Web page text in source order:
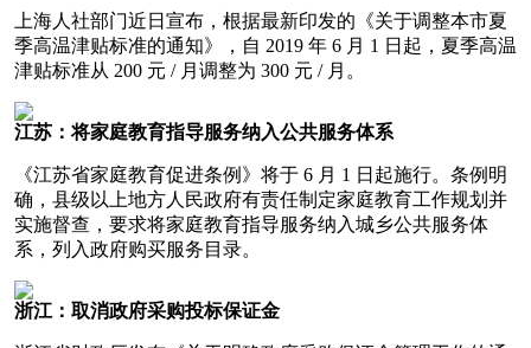
上海人社部门近日宣布，根据最新印发的《关于调整本市夏
季高温津贴标准的通知》，自 2019 年 6 月 1 日起，夏季高温
津贴标准从 200 元 / 月调整为 300 元 / 月。
江苏：将家庭教育指导服务纳入公共服务体系
《江苏省家庭教育促进条例》将于 6 月 1 日起施行。条例明
确，县级以上地方人民政府有责任制定家庭教育工作规划并
实施督查，要求将家庭教育指导服务纳入城乡公共服务体
系，列入政府购买服务目录。
浙江：取消政府采购投标保证金